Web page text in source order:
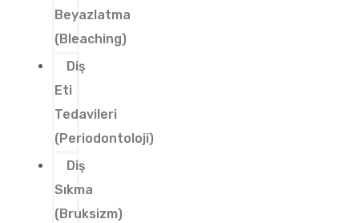
Beyazlatma
(Bleaching)
Diş
Eti
Tedavileri
(Periodontoloji)
Diş
Sıkma
(Bruksizm)